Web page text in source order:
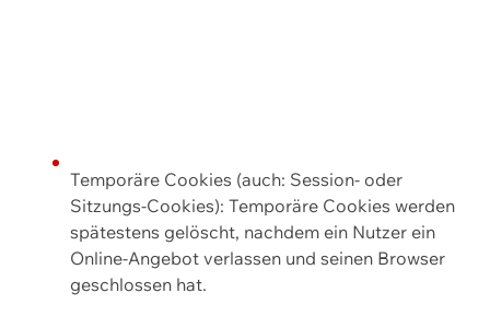
Temporäre Cookies (auch: Session- oder
Sitzungs-Cookies): Temporäre Cookies werden
spätestens gelöscht, nachdem ein Nutzer ein
Online-Angebot verlassen und seinen Browser
geschlossen hat.